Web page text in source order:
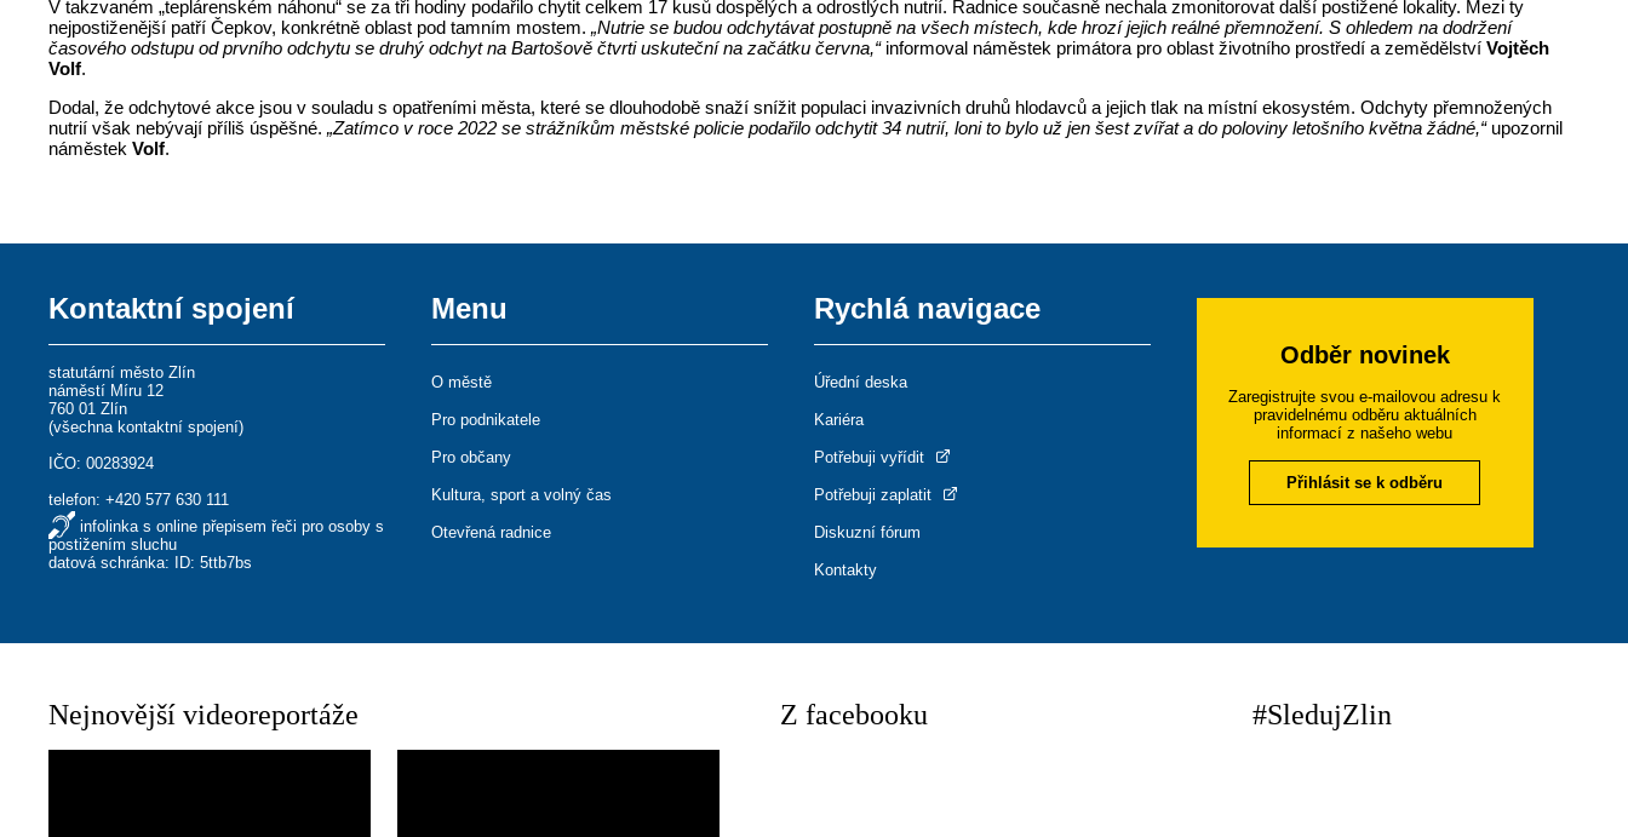
V takzvaném „teplárenském náhonu“ se za tři hodiny podařilo chytit celkem 17 kusů dospělých a odrostlých nutrií. Radnice současně nechala zmonitorovat další postižené lokality. Mezi ty
nejpostiženější patří Čepkov, konkrétně oblast pod tamním mostem.„Nutrie se budou odchytávat postupně na všech místech, kde hrozí jejich reálné přemnožení. S ohledem na dodržení
časového odstupu od prvního odchytu se druhý odchyt na Bartošově čtvrti uskuteční na začátku června,“informoval náměstek primátora pro oblast životního prostředí a zemědělstvíVojtěch
Volf.
Dodal, že odchytové akce jsou v souladu s opatřeními města, které se dlouhodobě snaží snížit populaci invazivních druhů hlodavců a jejich tlak na místní ekosystém. Odchyty přemnožených
nutrií však nebývají příliš úspěšné.„Zatímco v roce 2022 se strážníkům městské policie podařilo odchytit 34 nutrií, loni to bylo už jen šest zvířat a do poloviny letošního května žádné,“upozornil
náměstekVolf.
Kontaktní spojení
statutární město Zlín
náměstí Míru 12
760 01 Zlín
(všechna kontaktní spojení)
IČO: 00283924
telefon:+420 577 630 111
infolinka s online přepisem řeči pro osoby s
postižením sluchu
datová schránka: ID: 5ttb7bs
Menu
O městě
Pro podnikatele
Pro občany
Kultura, sport a volný čas
Otevřená radnice
Rychlá navigace
Úřední deska
Kariéra
Potřebuji vyřídit
Potřebuji zaplatit
Diskuzní fórum
Kontakty
Odběr novinek
Zaregistrujte svou e-mailovou adresu k
pravidelnému odběru aktuálních
informací z našeho webu
Přihlásit se k odběru
Nejnovější videoreportáže Z facebooku #SledujZlin